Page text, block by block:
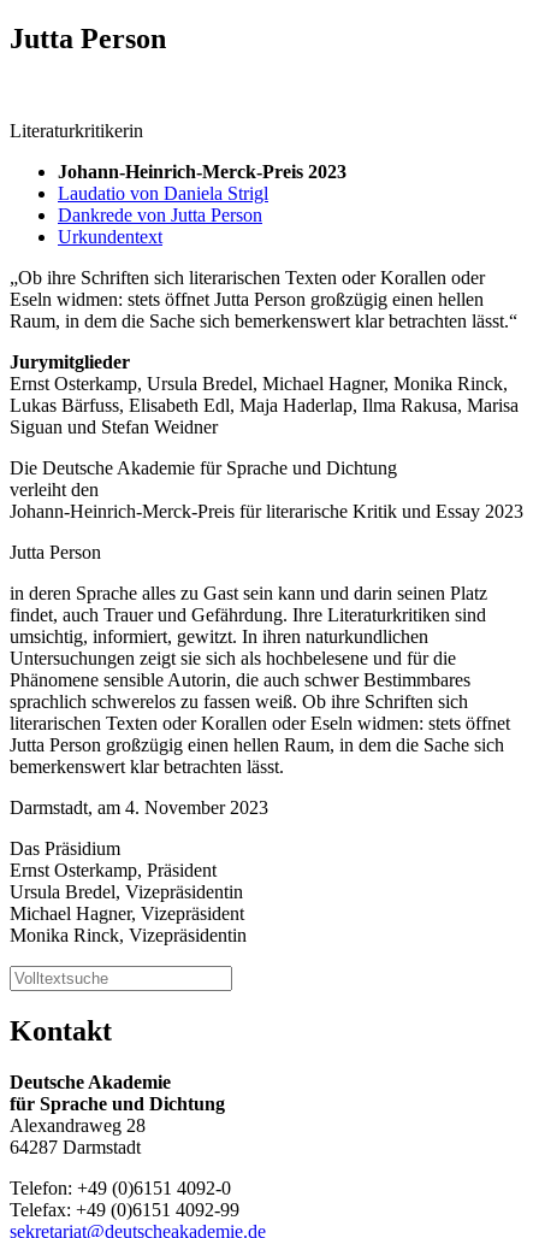
Jutta Person
Literaturkritikerin
Johann-Heinrich-Merck-Preis 2023
Laudatio von Daniela Strigl
Dankrede von Jutta Person
Urkundentext
Ob ihre Schriften sich literarischen Texten oder Korallen oder
Eseln widmen: stets öffnet Jutta Person großzügig einen hellen
Raum, in dem die Sache sich bemerkenswert klar betrachten lässt.
Jurymitglieder
Ernst Osterkamp, Ursula Bredel, Michael Hagner, Monika Rinck,
Lukas Bärfuss, Elisabeth Edl, Maja Haderlap, Ilma Rakusa, Marisa
Siguan und Stefan Weidner
Die Deutsche Akademie für Sprache und Dichtung
verleiht den
Johann-Heinrich-Merck-Preis für literarische Kritik und Essay 2023
Jutta Person
in deren Sprache alles zu Gast sein kann und darin seinen Platz
findet, auch Trauer und Gefährdung. Ihre Literaturkritiken sind
umsichtig, informiert, gewitzt. In ihren naturkundlichen
Untersuchungen zeigt sie sich als hochbelesene und für die
Phänomene sensible Autorin, die auch schwer Bestimmbares
sprachlich schwerelos zu fassen weiß. Ob ihre Schriften sich
literarischen Texten oder Korallen oder Eseln widmen: stets öffnet
Jutta Person großzügig einen hellen Raum, in dem die Sache sich
bemerkenswert klar betrachten lässt.
Darmstadt, am 4. November 2023
Das Präsidium
Ernst Osterkamp, Präsident
Ursula Bredel, Vizepräsidentin
Michael Hagner, Vizepräsident
Monika Rinck, Vizepräsidentin
Kontakt
Deutsche Akademie
für Sprache und Dichtung
Alexandraweg 28
64287 Darmstadt
Telefon: +49 (0)6151 4092-0
Telefax: +49 (0)6151 4092-99
sekretariat@deutscheakademie.de